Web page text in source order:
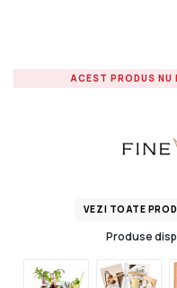
ACEST PRODUS NU
VEZI TOATE
Produse